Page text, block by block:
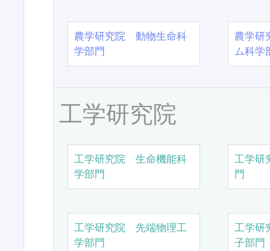
農学研究院 動物生命科
学部門
農学
ム科学
工学研究院
工学研究院 生命機能科
学部門
工学研
門
工学研究院 先端物理工
学部門
工学研
子部門